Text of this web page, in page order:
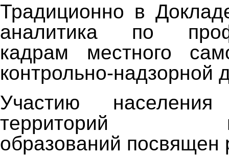
Традиционно в
аналитика по
кадрам местного
контрольно-надзорной
Участию
территорий
образований посвящен